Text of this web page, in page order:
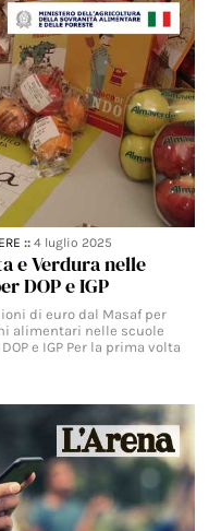
::4 luglio 2025
e Verdura nelle
DOP e IGP
di euro dal Masaf per
alimentari nelle scuole
e IGP Per la prima volta